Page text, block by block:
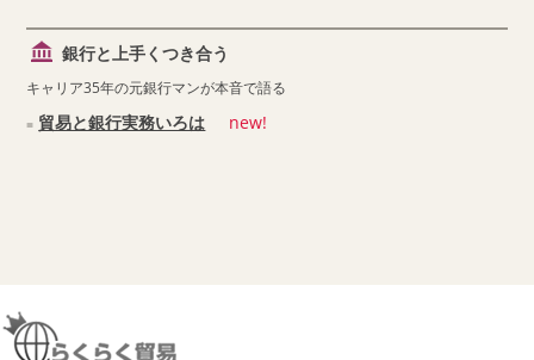
銀行と上手くつき合う
キャリア35年の元銀行マンが本音で語る
貿易と銀行実務いろは new!